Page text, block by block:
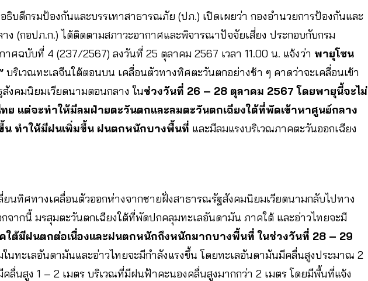
บดีกรมป้องกันและบรรเทาสาธารณภัย (ปภ.) เปิดเผยว่า กองอำนวยการป้องกันและ
ง (กอปภ.ก.) ได้ติดตามสภาวะอากาศและพิจารณาปัจจัยเสี่ยง ประกอบกับกรม
ศฉบับที่ 4 (237/2567) ลงวันที่ 25 ตุลาคม 2567 เวลา 11.00 น. แจ้งว่า พายุโซน
บริเวณทะเลจีนใต้ตอนบน เคลื่อนตัวทางทิศตะวันตกอย่างช้า ๆ คาดว่าจะเคลื่อนเข้า
งคมนิยมเวียดนามตอนกลาง ในช่วงวันที่ 26 – 28 ตุลาคม 2567 โดยพายุนี้จะไม่
ทย แต่จะทำให้มีลมฝ่ายตะวันตกและลมตะวันตกเฉียงใต้ที่พัดเข้าหาศูนย์กลาง
น ทำให้มีฝนเพิ่มขึ้น ฝนตกหนักบางพื้นที่ และมีลมแรงบริเวณภาคตะวันออกเฉียง
นทิศทางเคลื่อนตัวออกห่างจากชายฝั่งสาธารณรัฐสังคมนิยมเวียดนามกลับไปทาง
จากนี้ มรสุมตะวันตกเฉียงใต้ที่พัดปกคลุมทะเลอันดามัน ภาคใต้ และอ่าวไทยจะมี
ใต้มีฝนตกต่อเนื่องและฝนตกหนักถึงหนักมากบางพื้นที่ ในช่วงวันที่ 28 – 29
นทะเลอันดามันและอ่าวไทยจะมีกำลังแรงขึ้น โดยทะเลอันดามันมีคลื่นสูงประมาณ 2
คลื่นสูง 1 – 2 เมตร บริเวณที่มีฝนฟ้าคะนองคลื่นสูงมากกว่า 2 เมตร โดยมีพื้นที่แจ้ง